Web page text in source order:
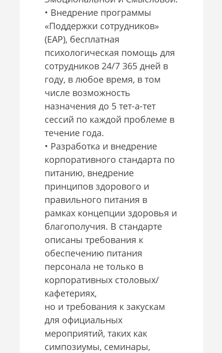
• Внедрение программы
«Поддержки сотрудников»
(EAP), бесплатная
психологическая помощь для
сотрудников 24/7 365 дней в
году, в любое время, в том
числе возможность
назначения до 5 тет-а-тет
сессий по каждой проблеме в
течение года.
• Разработка и внедрение
корпоративного стандарта по
питанию, внедрение
принципов здорового и
правильного питания в
рамках концепции здоровья и
благополучия. В стандарте
описаны требования к
обеспечению питания
персонала не только в
корпоративных столовых/
кафетериях,
но и требования к закускам
для официальных
мероприятий, таких как
симпозиумы, семинары,